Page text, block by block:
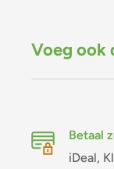
Voeg ook
Betaal
iDeal,